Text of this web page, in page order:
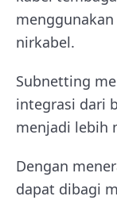
nirkabel.
Subnetting
integrasi dari
menjadi lebih
Dengan
dapat dibagi